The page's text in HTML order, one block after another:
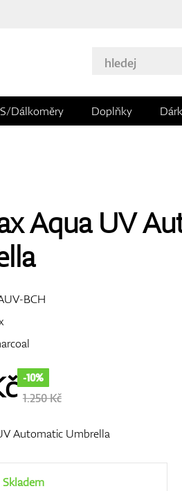
Dálkoměry Doplňky
Aqua UV
BCH
-10%
1.250 Kč
Automatic Umbrella
Skladem